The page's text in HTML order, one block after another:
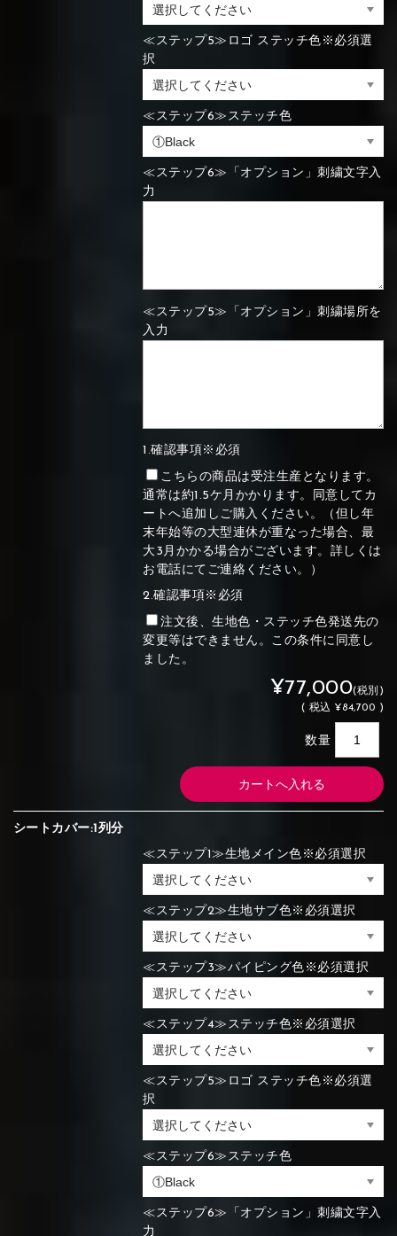
⑭Caramel ⑮Wine red
⑭Caramel ⑮Wine red
⑭Pink ⑮Rose pink
⑳Purple ㉑Violet
⑭Pink
≪ステップ5≫ロゴ ステッチ色※必須選
択
≪ステップ6≫ステッチ色
≪ステップ6≫「オプション」刺繍文字入
力
≪ステップ5≫「オプション」刺繍場所を
入力
1.確認事項※必須
こちらの商品は受注生産となります。
通常は約1.5ケ月かかります。同意してカ
ートへ追加しご購入ください。（但し年
末年始等の大型連休が重なった場合、最
大3月かかる場合がございます。詳しくは
お電話にてご連絡ください。）
2.確認事項※必須
注文後、生地色・ステッチ色発送先の
変更等はできません。この条件に同意し
ました。
¥77,000(税別)
( 税込 ¥84,700 )
数量
シートカバー:1列分
≪ステップ1≫生地メイン色※必須選択
≪ステップ2≫生地サブ色※必須選択
≪ステップ3≫パイピング色※必須選択
≪ステップ4≫ステッチ色※必須選択
≪ステップ5≫ロゴ ステッチ色※必須選
択
≪ステップ6≫ステッチ色
≪ステップ6≫「オプション」刺繍文字入
力